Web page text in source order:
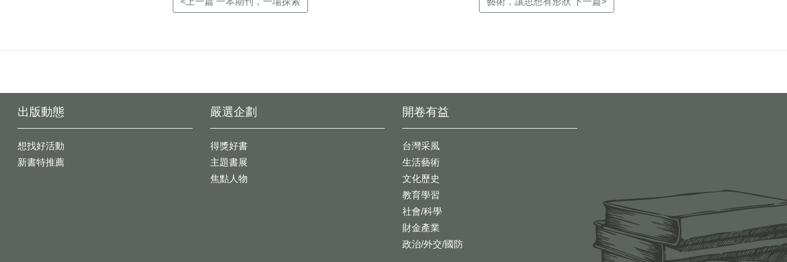
出版動態
想找好活動
新書特推薦
開卷有益
台灣采風
生活藝術
文化歷史
教育學習
社會/科學
財金產業
政治/外交/國防
嚴選企劃
得獎好書
主題書展
焦點人物